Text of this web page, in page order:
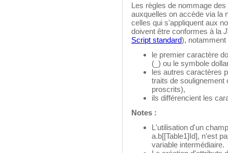
Les règles de nommage des
auxquelles on accède via la
celles qui s'appliquent aux
doivent être conformes à la
Script standard),
le premier caractère
(_) ou le symbole
les autres caractères
traits de
proscrits),
ils différencient les
Notes :
L'utilisation d'un
a.b[[Table1]Id], n'est
variable intermédiaire.